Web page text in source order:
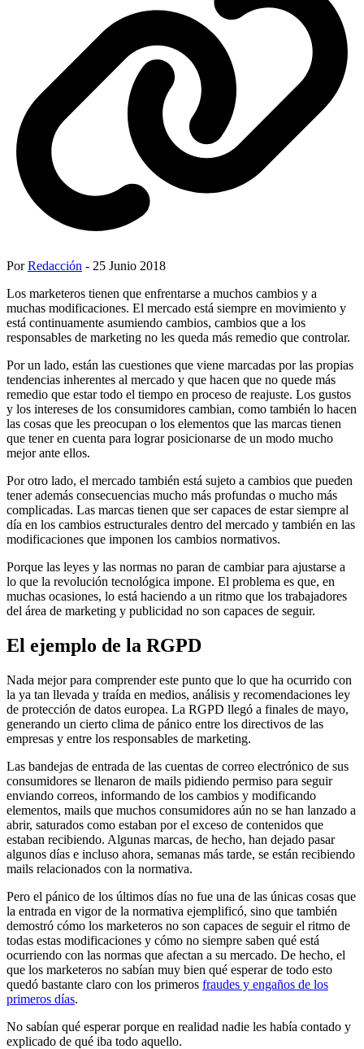
PorRedacción - 25 Junio 2018
Los marketeros tienen que enfrentarse a muchos cambios y a
muchas modificaciones. El mercado está siempre en movimiento y
está continuamente asumiendo cambios, cambios que a los
responsables de marketing no les queda más remedio que controlar.
Por un lado, están las cuestiones que viene marcadas por las propias
tendencias inherentes al mercado y que hacen que no quede más
remedio que estar todo el tiempo en proceso de reajuste. Los gustos
y los intereses de los consumidores cambian, como también lo hacen
las cosas que les preocupan o los elementos que las marcas tienen
que tener en cuenta para lograr posicionarse de un modo mucho
mejor ante ellos.
Por otro lado, el mercado también está sujeto a cambios que pueden
tener además consecuencias mucho más profundas o mucho más
complicadas. Las marcas tienen que ser capaces de estar siempre al
día en los cambios estructurales dentro del mercado y también en las
modificaciones que imponen los cambios normativos.
Porque las leyes y las normas no paran de cambiar para ajustarse a
lo que la revolución tecnológica impone. El problema es que, en
muchas ocasiones, lo está haciendo a un ritmo que los trabajadores
del área de marketing y publicidad no son capaces de seguir.
El ejemplo de la RGPD
Nada mejor para comprender este punto que lo que ha ocurrido con
la ya tan llevada y traída en medios, análisis y recomendaciones ley
de protección de datos europea. La RGPD llegó a finales de mayo,
generando un cierto clima de pánico entre los directivos de las
empresas y entre los responsables de marketing.
Las bandejas de entrada de las cuentas de correo electrónico de sus
consumidores se llenaron de mails pidiendo permiso para seguir
enviando correos, informando de los cambios y modificando
elementos, mails que muchos consumidores aún no se han lanzado a
abrir, saturados como estaban por el exceso de contenidos que
estaban recibiendo. Algunas marcas, de hecho, han dejado pasar
algunos días e incluso ahora, semanas más tarde, se están recibiendo
mails relacionados con la normativa.
Pero el pánico de los últimos días no fue una de las únicas cosas que
la entrada en vigor de la normativa ejemplificó, sino que también
demostró cómo los marketeros no son capaces de seguir el ritmo de
todas estas modificaciones y cómo no siempre saben qué está
ocurriendo con las normas que afectan a su mercado. De hecho, el
que los marketeros no sabían muy bien qué esperar de todo esto
quedó bastante claro con los primeros fraudes y engaños de los
primeros días.
No sabían qué esperar porque en realidad nadie les había contado y
explicado de qué iba todo aquello.